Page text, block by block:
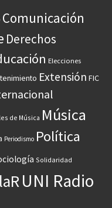
Comunicación
Derechos
Elecciones
Extensión FIC
de Música Música
Periodismo Política
Solidaridad
UNI Radio